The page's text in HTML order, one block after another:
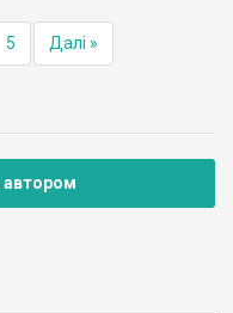
5 Далі »
автором